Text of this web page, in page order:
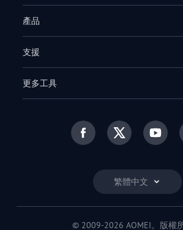
繁體中文
產品
支援
更多工具
© 2009-2026 AOMEI。版權所